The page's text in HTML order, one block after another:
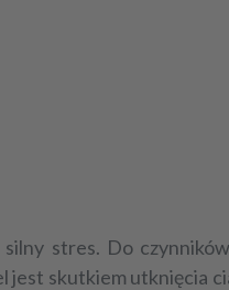
stres. Do
jest skutkiem utknięcia